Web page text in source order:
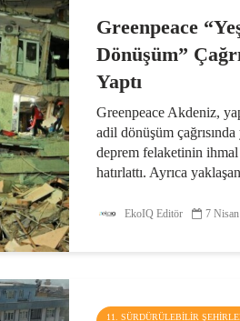
Greenpeace
Dönüşüm”
Yaptı
Greenpeace Akdeniz,
adil dönüşüm çağrısında
deprem felaketinin
hatırlattı. Ayrıca
çevresel yıkım ve
EkoIQ Editör 7
11. SÜRDÜRÜLEBILIR